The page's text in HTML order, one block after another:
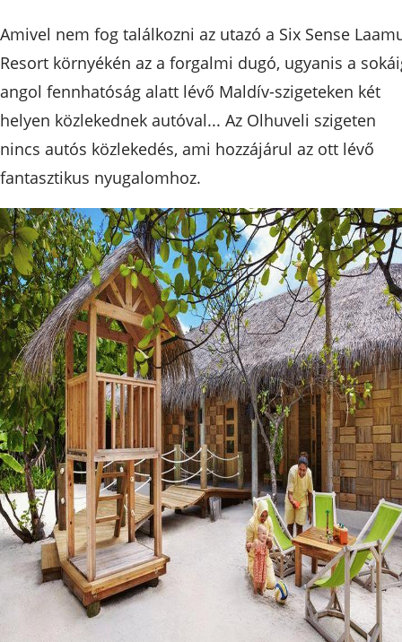
Amivel nem fog találkozni az utazó a Six Sense
Resort környékén az a forgalmi dugó, ugyanis a
angol fennhatóság alatt lévő Maldív-szigeteken két
helyen közlekednek autóval... Az Olhuveli szigeten
nincs autós közlekedés, ami hozzájárul az ott lévő
fantasztikus nyugalomhoz.